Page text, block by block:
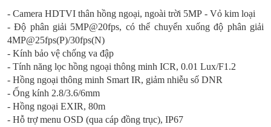
- Camera HDTVI thân hồng ngoại, ngoài trời 5MP - Vỏ kim loại
- Độ phân giải 5MP@20fps, có thể chuyển xuống độ phân giải
4MP@25fps(P)/30fps(N)
- Kính bảo vệ chống va đập
- Tính năng lọc hồng ngoại thông minh ICR, 0.01 Lux/F1.2
- Hồng ngoại thông minh Smart IR, giảm nhiễu số DNR
- Ống kính 2.8/3.6/6mm
- Hồng ngoại EXIR, 80m
- Hỗ trợ menu OSD (qua cáp đồng trục), IP67